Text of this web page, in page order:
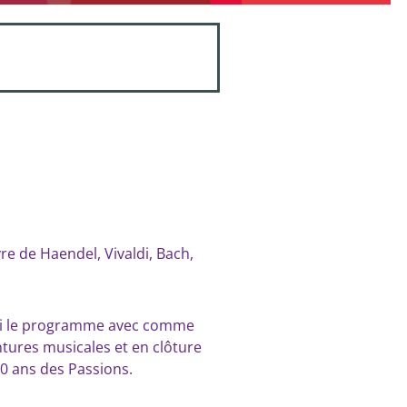
de Haendel, Vivaldi, Bach,
programme avec comme
musicales et en clôture
ans des Passions.